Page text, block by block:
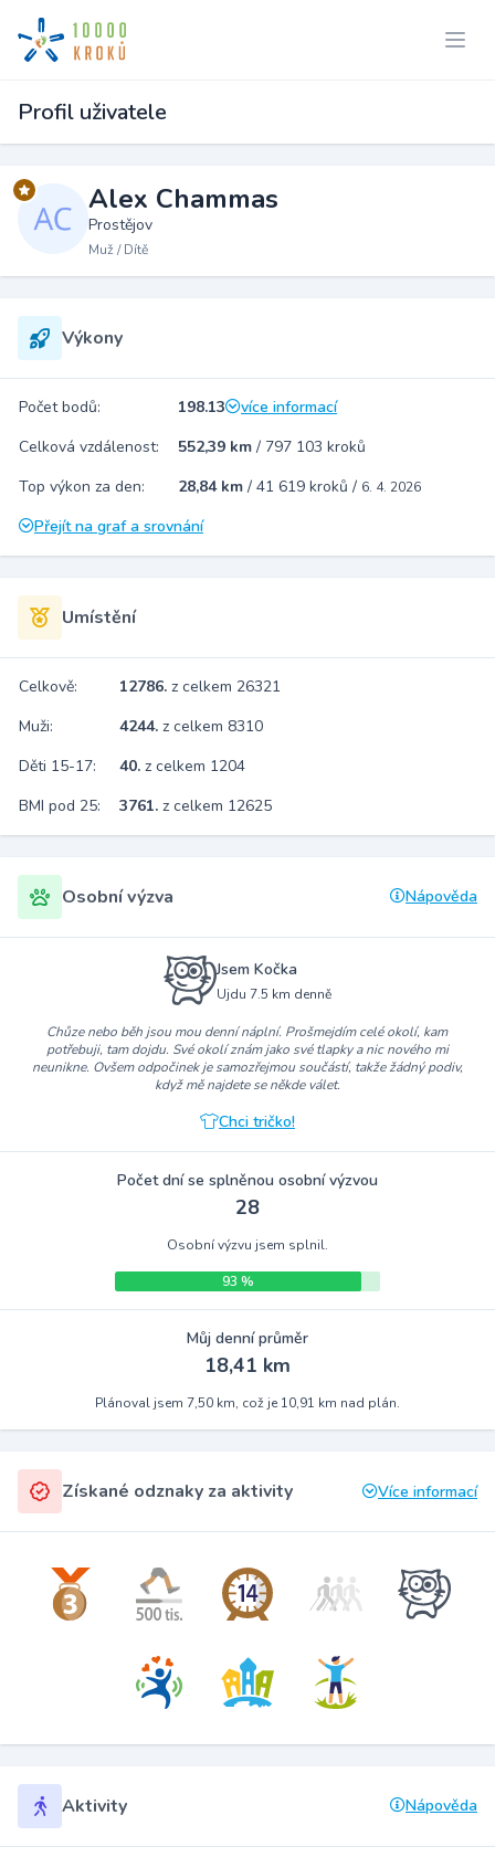
Profil uživatele
Alex Chammas
Prostějov
Muž / Dítě
Výkony
Počet bodů: 198.13
více informací
Celková vzdálenost:
552,39 km / 797 103 kroků
Top výkon za den:
28,84 km / 41 619 kroků / 6. 4. 2026
Přejít na graf a srovnání
Umístění
Celkově: 12786. z celkem 26321
Muži:
4244. z celkem 8310
Děti 15-17:
40. z celkem 1204
BMI pod 25:
3761. z celkem 12625
Osobní výzva Nápověda
Jsem Kočka
Ujdu 7.5 km denně
Chůze nebo běh jsou mou denní náplní. Prošmejdím celé okolí, kam
potřebuji, tam dojdu. Své okolí znám jako své tlapky a nic nového mi
neunikne. Ovšem odpočinek je samozřejmou součástí, takže žádný podiv,
když mě najdete se někde válet.
Chci tričko!
Počet dní se splněnou osobní výzvou
28
Osobní výzvu jsem splnil.
93 %
Můj denní průměr
18,41 km
Plánoval jsem 7,50 km, což je 10,91 km nad plán.
Získané odznaky za aktivity Více informací
Aktivity Nápověda